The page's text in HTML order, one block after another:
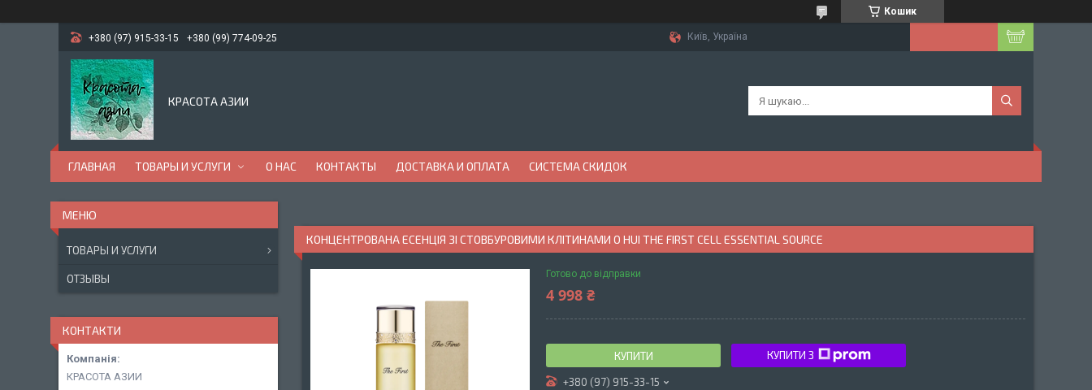
Кошик
+380 (97) 915-33-15 +380 (99) 774-09-25 Київ, Україна
КРАСОТА АЗИИ
ГЛАВНАЯ ТОВАРЫ И УСЛУГИ О НАС КОНТАКТЫ ДОСТАВКА И ОПЛАТА СИСТЕМА СКИДОК
КОНЦЕНТРОВАНА ЕСЕНЦІЯ ЗІ СТОВБУРОВИМИ КЛІТИНАМИ O HUI THE FIRST CELL ESSENTIAL SOURCE
Готово до відправки
4 998 ₴
КУПИТИ КУПИТИ З
+380 (97) 915-33-15
ТОВАРЫ И УСЛУГИ
ОТЗЫВЫ
КОНТАКТИ
КРАСОТА АЗИИ